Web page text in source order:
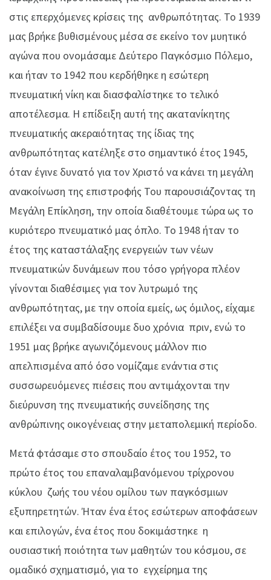
στις επερχόμενες κρίσεις της ανθρωπότητας. Το 1939
μας βρήκε βυθισμένους μέσα σε εκείνο τον μυητικό
αγώνα που ονομάσαμε Δεύτερο Παγκόσμιο Πόλεμο,
και ήταν το 1942 που κερδήθηκε η εσώτερη
πνευματική νίκη και διασφαλίστηκε το τελικό
αποτέλεσμα. Η επίδειξη αυτή της ακατανίκητης
πνευματικής ακεραιότητας της ίδιας της
ανθρωπότητας κατέληξε στο σημαντικό έτος 1945,
όταν έγινε δυνατό για τον Χριστό να κάνει τη μεγάλη
ανακοίνωση της επιστροφής Του παρουσιάζοντας τη
Μεγάλη Επίκληση, την οποία διαθέτουμε τώρα ως το
κυριότερο πνευματικό μας όπλο. Το 1948 ήταν το
έτος της καταστάλαξης ενεργειών των νέων
πνευματικών δυνάμεων που τόσο γρήγορα πλέον
γίνονται διαθέσιμες για τον λυτρωμό της
ανθρωπότητας, με την οποία εμείς, ως όμιλος, είχαμε
επιλέξει να συμβαδίσουμε δυο χρόνια πριν, ενώ το
1951 μας βρήκε αγωνιζόμενους μάλλον πιο
απελπισμένα από όσο νομίζαμε ενάντια στις
συσσωρευόμενες πιέσεις που αντιμάχονται την
διεύρυνση της πνευματικής συνείδησης της
ανθρώπινης οικογένειας στην μεταπολεμική περίοδο.
Μετά φτάσαμε στο σπουδαίο έτος του 1952, το
πρώτο έτος του επαναλαμβανόμενου τρίχρονου
κύκλου ζωής του νέου ομίλου των παγκόσμιων
εξυπηρετητών. Ήταν ένα έτος εσώτερων αποφάσεων
και επιλογών, ένα έτος που δοκιμάστηκε η
ουσιαστική ποιότητα των μαθητών του κόσμου, σε
ομαδικό σχηματισμό, για το εγχείρημα της